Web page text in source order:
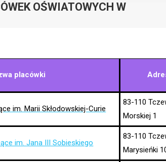
OŚWIATOWYCH W
placówki
im. Marii Skłodowskiej-Curie
83-110
Morskiej 1
im. Jana III Sobieskiego
83-110
Marysieńki